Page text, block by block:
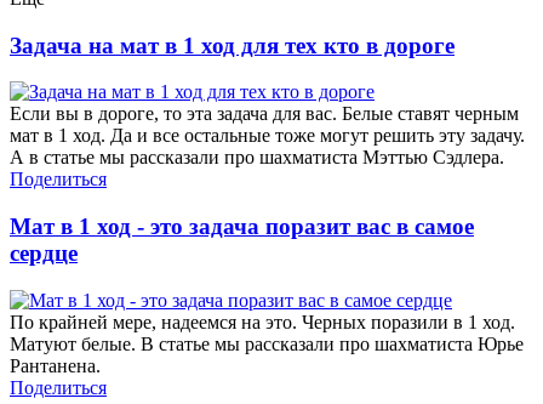
Задача на мат в 1 ход для тех кто в дороге
Если вы в дороге, то эта задача для вас. Белые ставят черным
мат в 1 ход. Да и все остальные тоже могут решить эту задачу.
А в статье мы рассказали про шахматиста Мэттью Сэдлера.
Поделиться
Мат в 1 ход - это задача поразит вас в самое
сердце
По крайней мере, надеемся на это. Черных поразили в 1 ход.
Матуют белые. В статье мы рассказали про шахматиста Юрье
Рантанена.
Поделиться